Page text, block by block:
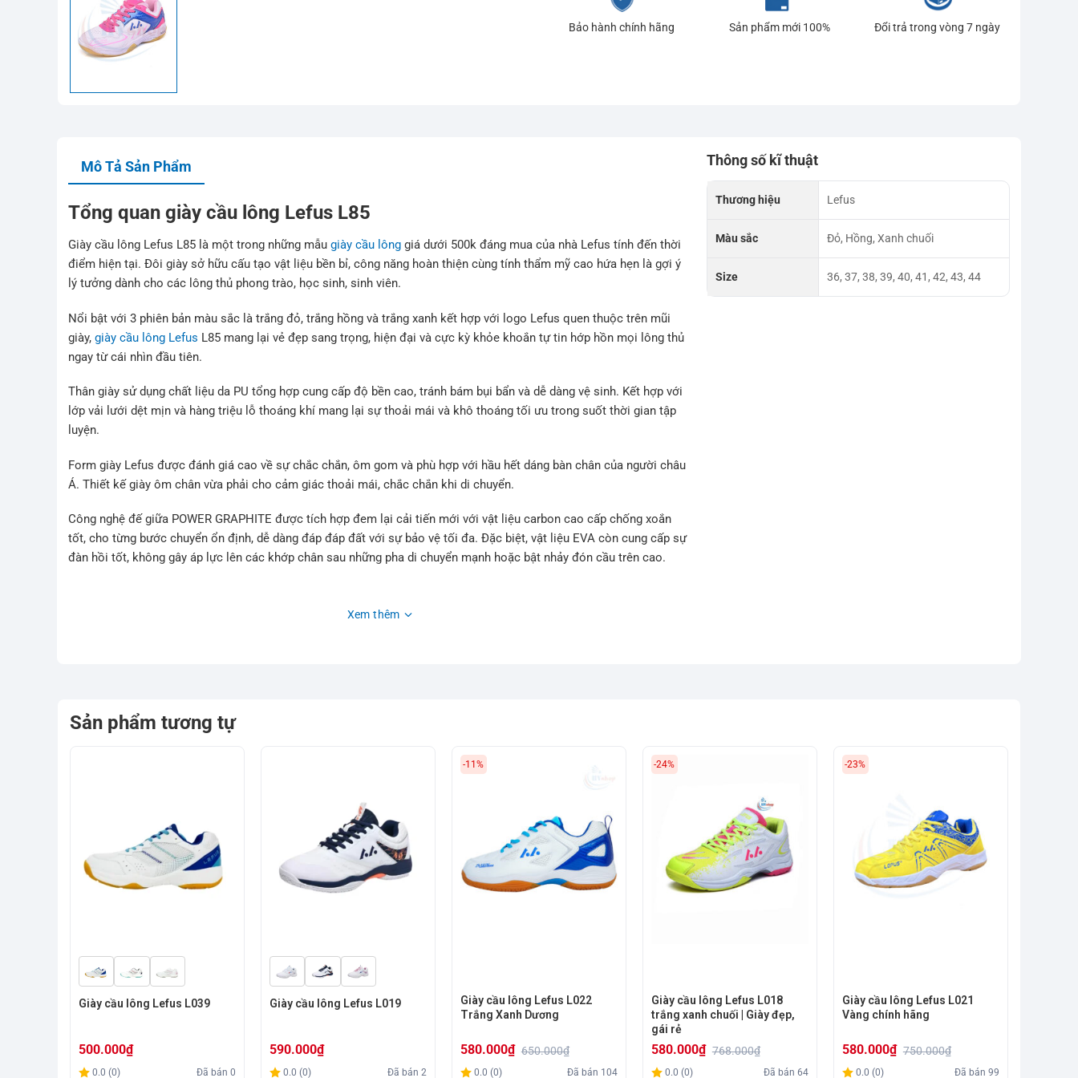
Bảo hành chính hãng Sản phẩm mới 100% Đổi trả trong vòng 7 ngày
Mô Tả Sản Phẩm
Tổng quan giày cầu lông Lefus L85
Giày cầu lông Lefus L85 là một trong những mẫugiày cầu lông giá dưới 500k đáng mua của nhà Lefus tính đến thời
điểm hiện tại. Đôi giày sở hữu cấu tạo vật liệu bền bỉ, công năng hoàn thiện cùng tính thẩm mỹ cao hứa hẹn là gợi ý
lý tưởng dành cho các lông thủ phong trào, học sinh, sinh viên.
Nổi bật với 3 phiên bản màu sắc là trắng đỏ, trắng hồng và trắng xanh kết hợp với logo Lefus quen thuộc trên mũi
giày,giày cầu lông Lefus L85 mang lại vẻ đẹp sang trọng, hiện đại và cực kỳ khỏe khoắn tự tin hớp hồn mọi lông thủ
ngay từ cái nhìn đầu tiên.
Thân giày sử dụng chất liệu da PU tổng hợp cung cấp độ bền cao, tránh bám bụi bẩn và dễ dàng vệ sinh. Kết hợp với
lớp vải lưới dệt mịn và hàng triệu lỗ thoáng khí mang lại sự thoải mái và khô thoáng tối ưu trong suốt thời gian tập
luyện.
Form giày Lefus được đánh giá cao về sự chắc chắn, ôm gom và phù hợp với hầu hết dáng bàn chân của người châu
Á. Thiết kế giày ôm chân vừa phải cho cảm giác thoải mái, chắc chắn khi di chuyển.
Công nghệ đế giữa POWER GRAPHITE được tích hợp đem lại cải tiến mới với vật liệu carbon cao cấp chống xoắn
tốt, cho từng bước chuyển ổn định, dễ dàng đáp đáp đất với sự bảo vệ tối đa. Đặc biệt, vật liệu EVA còn cung cấp sự
đàn hồi tốt, không gây áp lực lên các khớp chân sau những pha di chuyển mạnh hoặc bật nhảy đón cầu trên cao.
sân cao 3% và tối ưu trọng lượng hơn 20% so với vật liệu thông thường. Không chỉ đem lại trải nghiệm chơi cầu linh
khúc giá rẻ, chắc chắn Lefus L85 sẽ là gợi ý mà bạn không nên bỏ qua.
Xem thêm
Thông số kĩ thuật
Thương hiệu Lefus
Màu sắc Đỏ, Hồng, Xanh chuối
Size 36, 37, 38, 39, 40, 41, 42, 43, 44
Sản phẩm tương tự
Giày cầu lông Lefus L039
500.000₫
0.0 (0) Đã bán0
Giày cầu lông Lefus L019
590.000₫
0.0 (0) Đã bán2
-11%
Giày cầu lông Lefus L022
Trắng Xanh Dương
650.000₫
Giá
580.000₫
Giá0.0 (0) Đã bán 104
-24%
Giày cầu lông Lefus L018
trắng xanh chuối | Giày đẹp,
gái rẻ
768.000₫
Giá
580.000₫
Giá0.0 (0) Đã bán64
-23%
Giày cầu lông Lefus L021
Vàng chính hãng
750.000₫
Giá
580.000₫
Giá0.0 (0) Đã bán99